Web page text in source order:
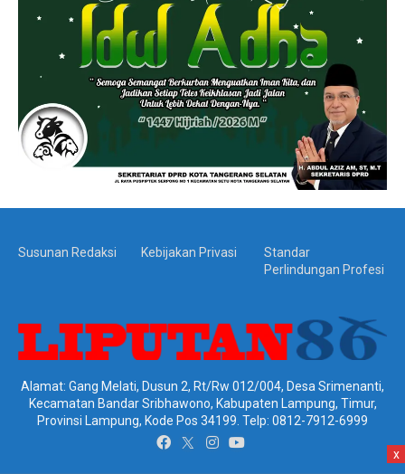
Susunan Redaksi Kebijakan Privasi
Standar
Perlindungan Profesi
Alamat: Gang Melati, Dusun 2, Rt/Rw 012/004, Desa Srimenanti,
Kecamatan Bandar Sribhawono, Kabupaten Lampung, Timur,
Provinsi Lampung, Kode Pos 34199. Telp: 0812-7912-6999
x